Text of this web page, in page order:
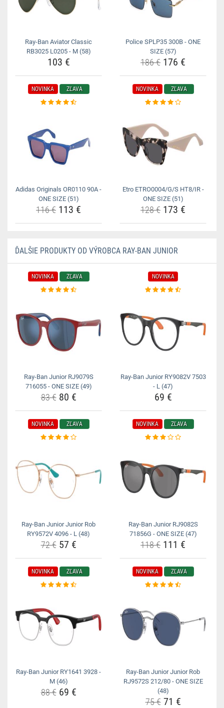
Ray-Ban Aviator Classic
RB3025 L0205 - M (58)
103 €
Police SPLP35 300B - ONE
SIZE (57)
186 € 176 €
NOVINKA ZĽAVA
Adidas Originals OR0110 90A -
ONE SIZE (51)
116 € 113 €
NOVINKA ZĽAVA
Etro ETRO0004/G/S HT8/IR -
ONE SIZE (51)
128 € 173 €
ĎALŠIE PRODUKTY OD VÝROBCA RAY-BAN JUNIOR
NOVINKA ZĽAVA
Ray-Ban Junior RJ9079S
716055 - ONE SIZE (49)
83 €80 €
NOVINKA
Ray-Ban Junior RY9082V 7503
- L (47)
69 €
NOVINKA ZĽAVA
Ray-Ban Junior Junior Rob
RY9572V 4096 - L (48)
72 €57 €
NOVINKA ZĽAVA
Ray-Ban Junior RJ9082S
71856G - ONE SIZE (47)
118 € 111 €
NOVINKA ZĽAVA
Ray-Ban Junior RY1641 3928 -
M (46)
88 €69 €
NOVINKA ZĽAVA
Ray-Ban Junior Junior Rob
RJ9572S 212/80 - ONE SIZE
(48)
75 €71 €